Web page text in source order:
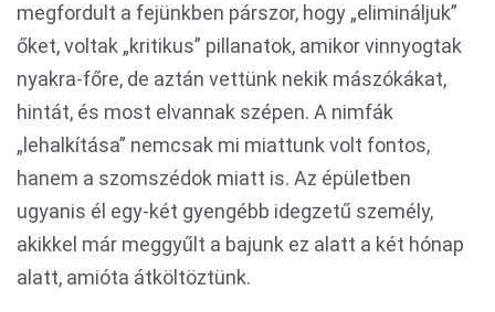
megfordult a fejünkben párszor, hogy „elimináljuk”
őket, voltak „kritikus” pillanatok, amikor vinnyogtak
nyakra-főre, de aztán vettünk nekik mászókákat,
hintát, és most elvannak szépen. A nimfák
„lehalkítása” nemcsak mi miattunk volt fontos,
hanem a szomszédok miatt is. Az épületben
ugyanis él egy-két gyengébb idegzetű személy,
akikkel már meggyűlt a bajunk ez alatt a két hónap
alatt, amióta átköltöztünk.